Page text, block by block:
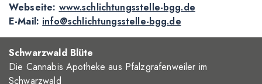
Webseite: www.schlichtungsstelle-bgg.de
E-Mail: info@schlichtungsstelle-bgg.de
Schwarzwald Blüte
Die Cannabis Apotheke aus Pfalzgrafenweiler im
Schwarzwald